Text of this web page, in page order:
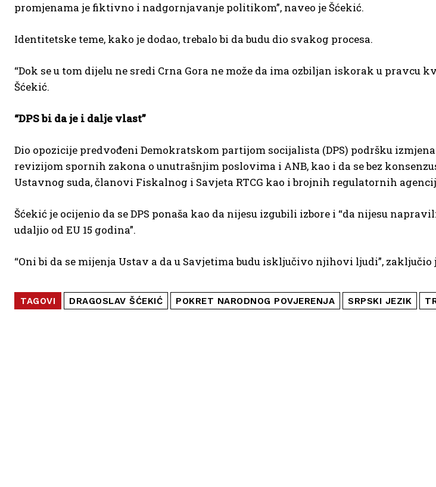
promjenama je fiktivno i nadgornjavanje politikom”, naveo je Šćekić.
Identitetske teme, kako je dodao, trebalo bi da budu dio svakog procesa.
“Dok se u tom dijelu ne sredi Crna Gora ne može da ima ozbiljan iskorak u pravcu
Šćekić.
“DPS bi da je i dalje vlast”
Dio opozicije predvođeni Demokratskom partijom socijalista (DPS) podršku
revizijom spornih zakona o unutrašnjim poslovima i ANB, kao i da se bez
Ustavnog suda, članovi Fiskalnog i Savjeta RTCG kao i brojnih regulatornih
Šćekić je ocijenio da se DPS ponaša kao da nijesu izgubili izbore i “da nijesu
udaljio od EU 15 godina”.
“Oni bi da se mijenja Ustav a da u Savjetima budu isključivo njihovi ljudi”, zaključio
TAGOVI DRAGOSLAV ŠĆEKIĆ POKRET NARODNOG POVJERENJA SRPSKI JEZIK